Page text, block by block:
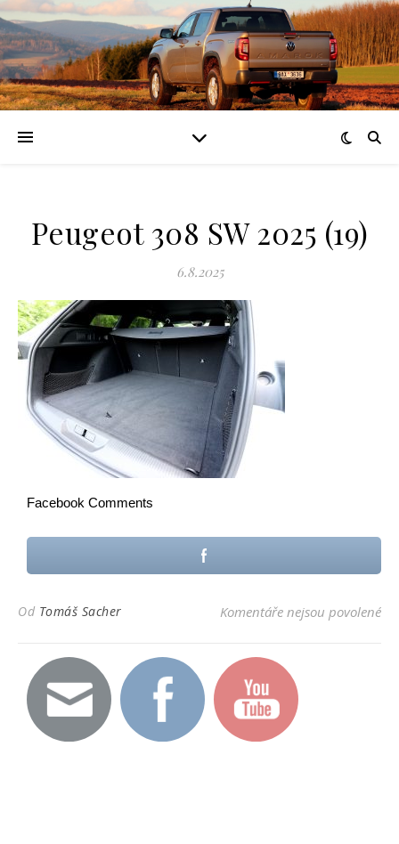
Peugeot 308 SW 2025 (19)
6.8.2025
Facebook Comments
Od Tomáš Sacher Komentáře nejsou povolenéu